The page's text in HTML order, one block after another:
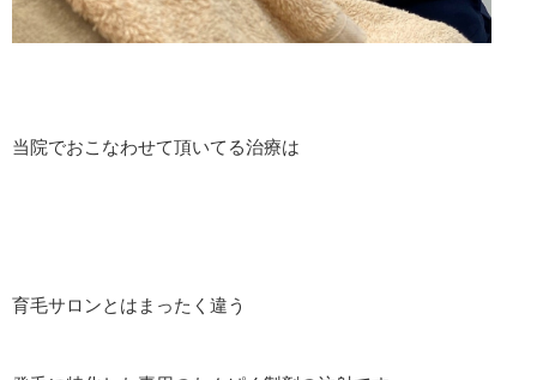
当院でおこなわせて頂いてる治療は
育毛サロンとはまったく違う